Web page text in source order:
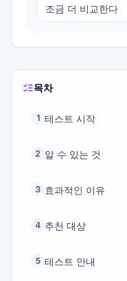
조금 더 비교한다
목차
1 테스트 시작
2 알 수 있는 것
3 효과적인 이유
4 추천 대상
5 테스트 안내